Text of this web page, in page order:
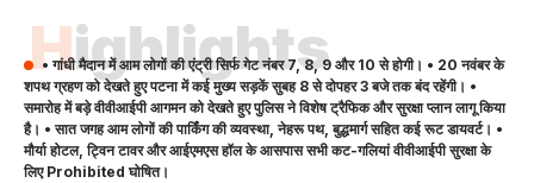
Highlights
• गांधी मैदान में आम लोगों की एंट्री सिर्फ गेट नंबर 7, 8, 9 और 10 से होगी। • 20 नवंबर के
शपथ ग्रहण को देखते हुए पटना में कई मुख्य सड़कें सुबह 8 से दोपहर 3 बजे तक बंद रहेंगी। •
समारोह में बड़े वीवीआईपी आगमन को देखते हुए पुलिस ने विशेष ट्रैफिक और सुरक्षा प्लान लागू किया
है। • सात जगह आम लोगों की पार्किंग की व्यवस्था, नेहरू पथ, बुद्धमार्ग सहित कई रूट डायवर्ट। •
मौर्या होटल, ट्विन टावर और आईएमएस हॉल के आसपास सभी कट-गलियां वीवीआईपी सुरक्षा के
लिए Prohibited घोषित।